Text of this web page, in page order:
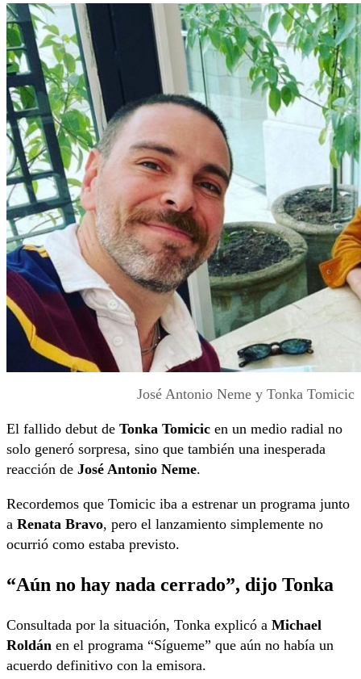
José Antonio Neme y Tonka Tomicic
El fallido debut de Tonka Tomicic en un medio radial no
solo generó sorpresa, sino que también una inesperada
reacción de José Antonio Neme.
Recordemos que Tomicic iba a estrenar un programa junto
a Renata Bravo, pero el lanzamiento simplemente no
ocurrió como estaba previsto.
“Aún no hay nada cerrado”, dijo Tonka
Consultada por la situación, Tonka explicó a Michael
Roldán en el programa “Sígueme” que aún no había un
acuerdo definitivo con la emisora.